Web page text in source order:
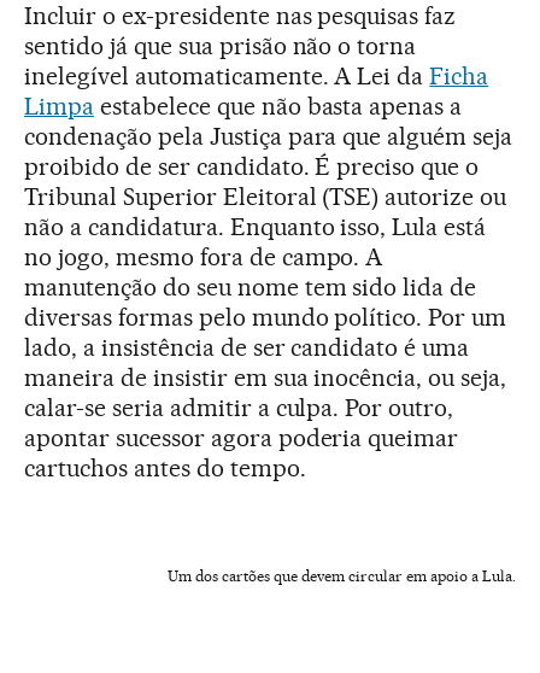
Incluir o ex-presidente nas pesquisas faz
sentido já que sua prisão não o torna
inelegível automaticamente. A Lei daFicha
Limpaestabelece que não basta apenas a
condenação pela Justiça para que alguém seja
proibido de ser candidato. É preciso que o
Tribunal Superior Eleitoral (TSE) autorize ou
não a candidatura. Enquanto isso, Lula está
no jogo, mesmo fora de campo. A
manutenção do seu nome tem sido lida de
diversas formas pelo mundo político. Por um
lado, a insistência de ser candidato é uma
maneira de insistir em sua inocência, ou seja,
calar-se seria admitir a culpa. Por outro,
apontar sucessor agora poderia queimar
cartuchos antes do tempo.
Um dos cartões que devem circular em apoio a Lula.